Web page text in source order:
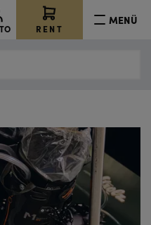
RENT
MENÜ